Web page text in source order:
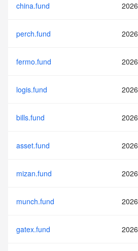
china.fund
perch.fund
fermo.fund
logis.fund
bills.fund
asset.fund
mizan.fund
munch.fund
gatex.fund